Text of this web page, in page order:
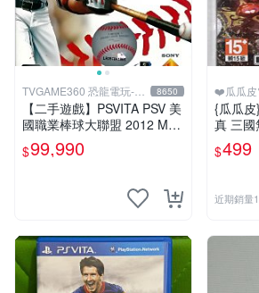
TVGAME360 恐龍電玩-台
中店
8650
【二手遊戲】PSVITA PSV 美
國職業棒球大聯盟 2012 MLB
THE SHOW 12 英文版 【台
中恐龍電玩】
$99,990
❤️瓜瓜
{瓜瓜
真 三
戲都能
$499
近期銷量